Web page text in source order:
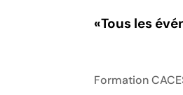
«Tous les
Formation